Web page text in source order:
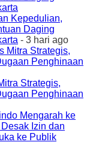
Kepedulian,
Daging
- 3 hari ago
Strategis,
Penghinaan